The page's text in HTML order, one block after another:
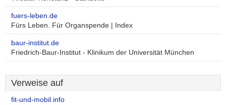
fuers-leben.de
Fürs Leben. Für Organspende | Index
baur-institut.de
Friedrich-Baur-Institut - Klinikum der Universität München
Verweise auf
fit-und-mobil.info